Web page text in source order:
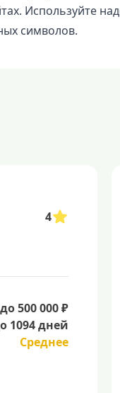
Используйте
символов.
4
до 500 000 ₽
1094 дней
Среднее